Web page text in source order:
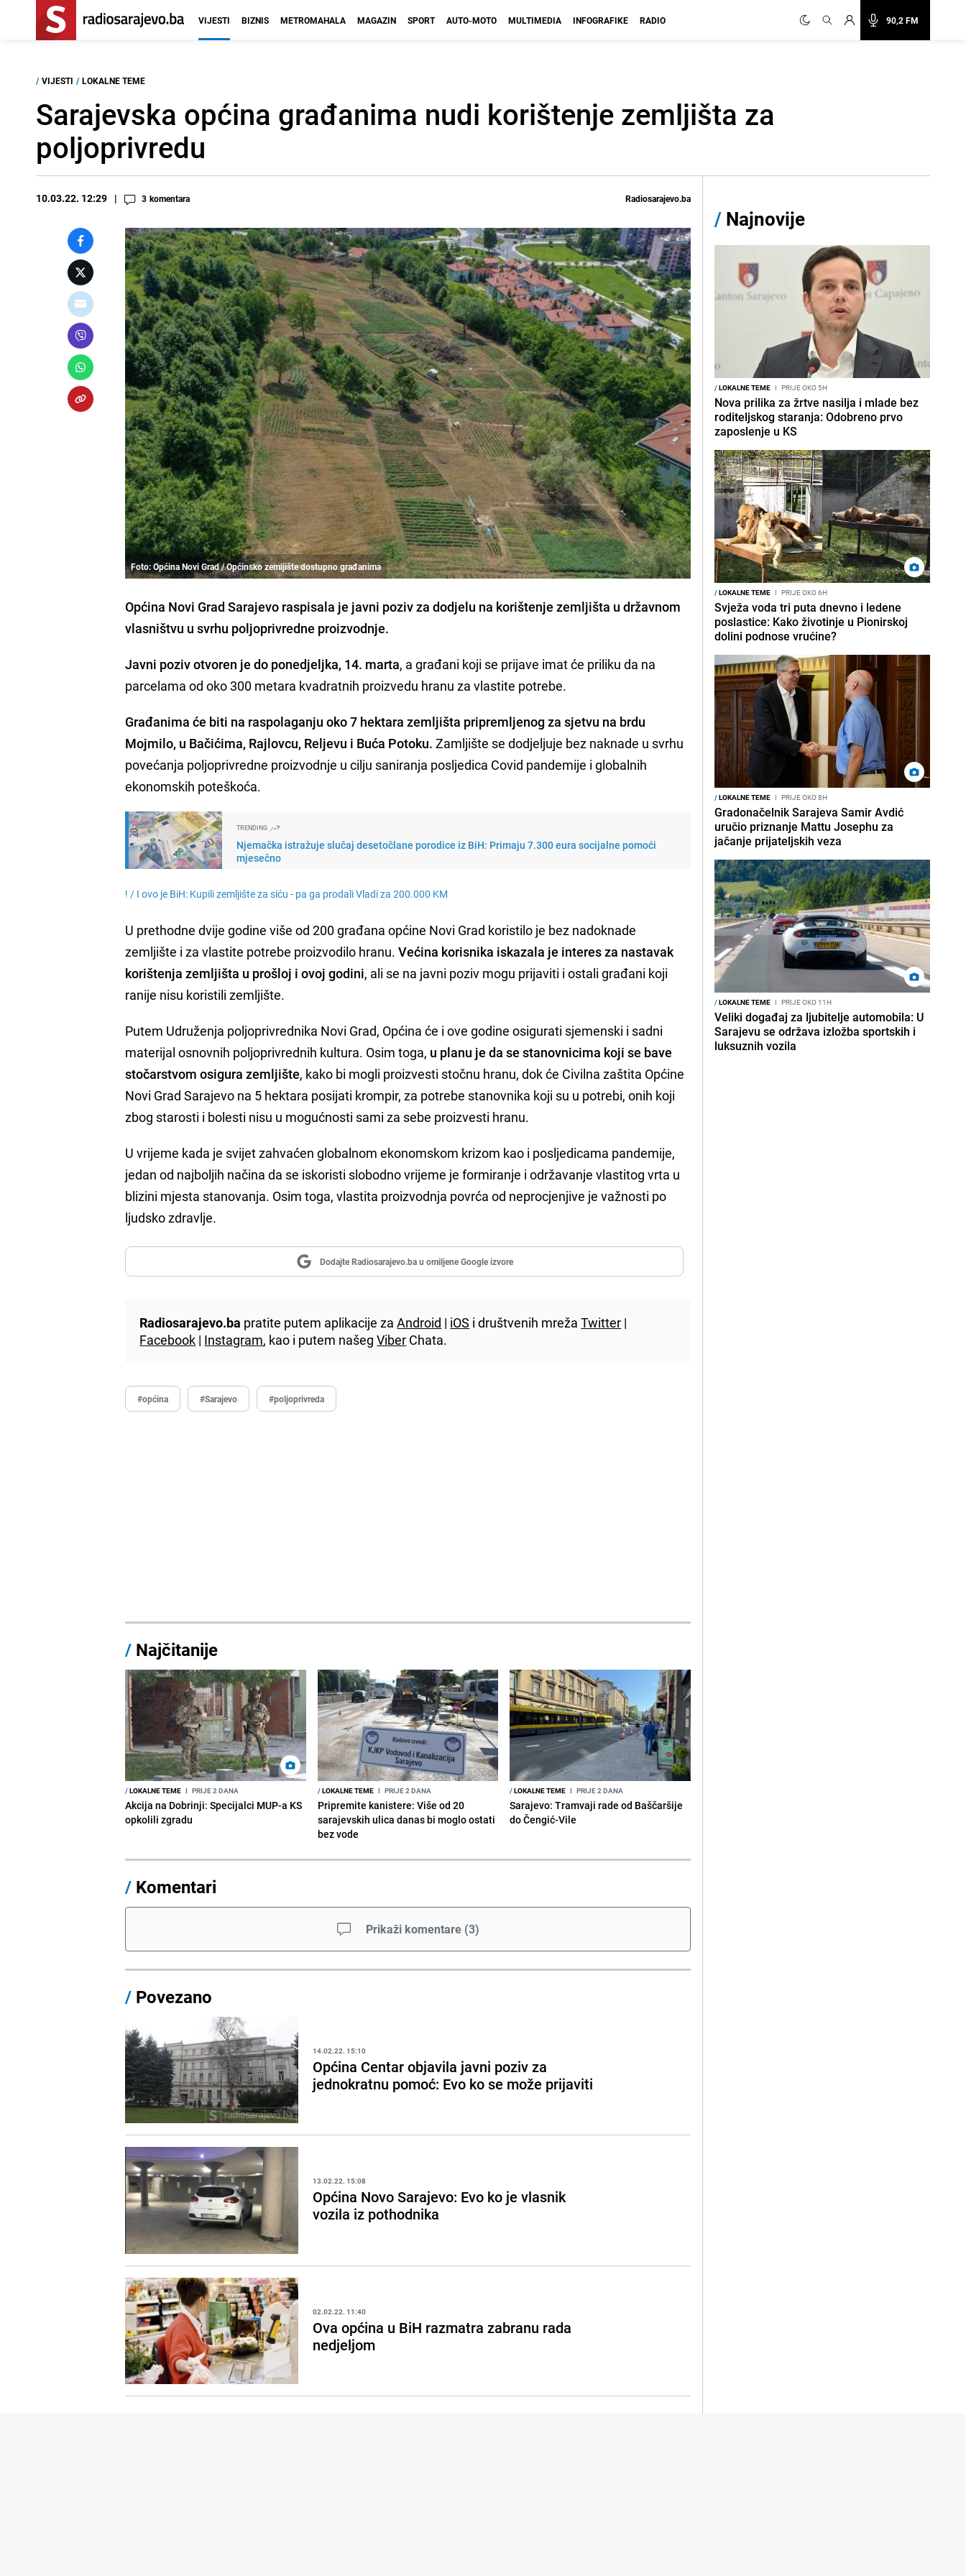
90,2 FM
VIJESTI BIZNIS METROMAHALA MAGAZIN SPORT AUTO-MOTO MULTIMEDIA INFOGRAFIKE RADIO
/ VIJESTI / LOKALNE TEME
Sarajevska općina građanima nudi korištenje zemljišta za
poljoprivredu
10.03.22. 12:29 3 komentara Radiosarajevo.ba
Foto: Općina Novi Grad / Općinsko zemljište dostupno građanima
Općina Novi Grad Sarajevo raspisala je javni poziv za dodjelu na korištenje zemljišta u državnom
vlasništvu u svrhu poljoprivredne proizvodnje.
Javni poziv otvoren je do ponedjeljka, 14. marta, a građani koji se prijave imat će priliku da na
parcelama od oko 300 metara kvadratnih proizvedu hranu za vlastite potrebe.
Građanima će biti na raspolaganju oko 7 hektara zemljišta pripremljenog za sjetvu na brdu
Mojmilo, u Bačićima, Rajlovcu, Reljevu i Buća Potoku. Zamljište se dodjeljuje bez naknade u svrhu
povećanja poljoprivredne proizvodnje u cilju saniranja posljedica Covid pandemije i globalnih
ekonomskih poteškoća.
TRENDING
Njemačka istražuje slučaj desetočlane porodice iz BiH: Primaju 7.300 eura socijalne pomoći
mjesečno
! / I ovo je BiH: Kupili zemljište za siću - pa ga prodali Vladi za 200.000 KM
U prethodne dvije godine više od 200 građana općine Novi Grad koristilo je bez nadoknade
zemljište i za vlastite potrebe proizvodilo hranu. Većina korisnika iskazala je interes za nastavak
korištenja zemljišta u prošloj i ovoj godini, ali se na javni poziv mogu prijaviti i ostali građani koji
ranije nisu koristili zemljište.
Putem Udruženja poljoprivrednika Novi Grad, Općina će i ove godine osigurati sjemenski i sadni
materijal osnovnih poljoprivrednih kultura. Osim toga, u planu je da se stanovnicima koji se bave
stočarstvom osigura zemljište, kako bi mogli proizvesti stočnu hranu, dok će Civilna zaštita Općine
Novi Grad Sarajevo na 5 hektara posijati krompir, za potrebe stanovnika koji su u potrebi, onih koji
zbog starosti i bolesti nisu u mogućnosti sami za sebe proizvesti hranu.
U vrijeme kada je svijet zahvaćen globalnom ekonomskom krizom kao i posljedicama pandemije,
jedan od najboljih načina da se iskoristi slobodno vrijeme je formiranje i održavanje vlastitog vrta u
blizini mjesta stanovanja. Osim toga, vlastita proizvodnja povrća od neprocjenjive je važnosti po
ljudsko zdravlje.
Dodajte Radiosarajevo.ba u omiljene Google izvore
Radiosarajevo.ba pratite putem aplikacije zaAndroid | iOS i društvenih mrežaTwitter |
Facebook | Instagram, kao i putem našegViber Chata.
#općina #Sarajevo #poljoprivreda
/ Najčitanije
/LOKALNE TEME I PRIJE 2 DANA
Akcija na Dobrinji: Specijalci MUP-a KS
opkolili zgradu
/LOKALNE TEME I PRIJE 2 DANA
Pripremite kanistere: Više od 20
sarajevskih ulica danas bi moglo ostati
bez vode
/LOKALNE TEME I PRIJE 2 DANA
Sarajevo: Tramvaji rade od Baščaršije
do Čengić-Vile
/ Komentari
Prikaži komentare (3)
/ Povezano
14.02.22. 15:10
Općina Centar objavila javni poziv za
jednokratnu pomoć: Evo ko se može prijaviti
13.02.22. 15:08
Općina Novo Sarajevo: Evo ko je vlasnik
vozila iz pothodnika
02.02.22. 11:40
Ova općina u BiH razmatra zabranu rada
nedjeljom
/ Najnovije
/LOKALNE TEME I PRIJE OKO 5H
Nova prilika za žrtve nasilja i mlade bez
roditeljskog staranja: Odobreno prvo
zaposlenje u KS
/LOKALNE TEME I PRIJE OKO 6H
Svježa voda tri puta dnevno i ledene
poslastice: Kako životinje u Pionirskoj
dolini podnose vrućine?
/LOKALNE TEME I PRIJE OKO 8H
Gradonačelnik Sarajeva Samir Avdić
uručio priznanje Mattu Josephu za
jačanje prijateljskih veza
/LOKALNE TEME I PRIJE OKO 11H
Veliki događaj za ljubitelje automobila: U
Sarajevu se održava izložba sportskih i
luksuznih vozila